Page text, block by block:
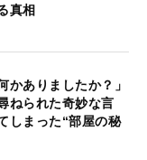
真相
かありましたか？」
ねられた奇妙な言
まった“部屋の秘